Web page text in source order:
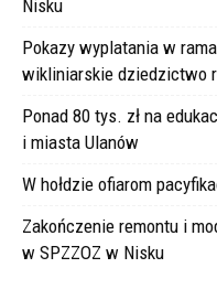
Nisku
Pokazy wyplatania w
wikliniarskie dziedzictwo
Ponad 80 tys. zł na
i miasta Ulanów
W hołdzie ofiarom
Zakończenie remontu i
w SPZZOZ w Nisku